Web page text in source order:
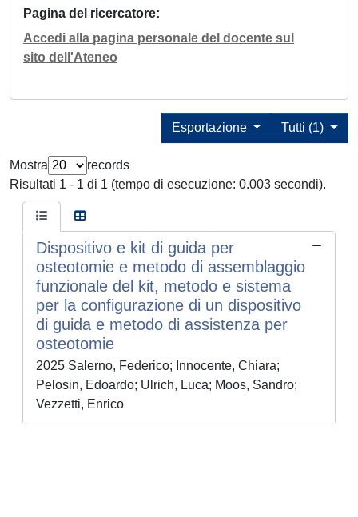
Pagina del ricercatore
Accedi alla pagina personale del docente sul
sito dell'Ateneo
Tutti (1)
Esportazione
Mostra
records
Risultati 1 - 1 di 1 (tempo di esecuzione: 0.003 secondi).
Dispositivo e kit di guida per
osteotomie e metodo di assemblaggio
funzionale del kit, metodo e sistema
per la configurazione di un dispositivo
di guida e metodo di assistenza per
osteotomie
2025 Salerno, Federico; Innocente, Chiara;
Pelosin, Edoardo; Ulrich, Luca; Moos, Sandro;
Vezzetti, Enrico